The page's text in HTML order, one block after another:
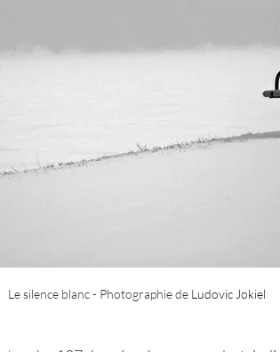
Le silence blanc - Photographie de Ludovic Jokiel